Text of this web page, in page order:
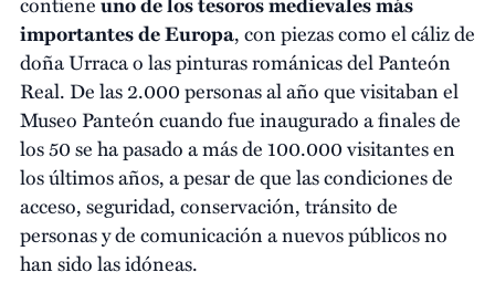
importantes de Europa, con piezas como el cáliz de
doña Urraca o las pinturas románicas del Panteón
Real. De las 2.000 personas al año que visitaban el
Museo Panteón cuando fue inaugurado a finales de
los 50 se ha pasado a más de 100.000 visitantes en
los últimos años, a pesar de que las condiciones de
acceso, seguridad, conservación, tránsito de
personas y de comunicación a nuevos públicos no
han sido las idóneas.